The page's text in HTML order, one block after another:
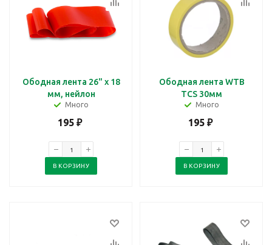
Ободная лента 26" x 18
мм, нейлон
Много
195 ₽
В КОРЗИНУ
Ободная лента WTB
TCS 30мм
Много
195 ₽
В КОРЗИНУ